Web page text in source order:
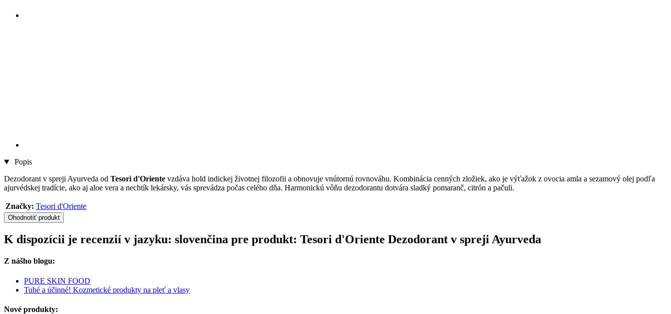
Popis
Dezodorant v spreji Ayurveda od Tesori d'Oriente vzdáva hold indickej životnej filozofii a obnovuje vnútornú rovnováhu. Kombinácia cenných zložiek, ako je výťažok z ovocia amla a sezamový olej podľa
ajurvédskej tradície, ako aj aloe vera a nechtík lekársky, vás sprevádza počas celého dňa. Harmonickú vôňu dezodorantu dotvára sladký pomaranč, citrón a pačuli.
Značky: Tesori d'Oriente
Ohodnotiť produkt
K dispozícii je recenzií v jazyku: slovenčina pre produkt: Tesori d'Oriente Dezodorant v spreji Ayurveda
Z nášho blogu:
PURE SKIN FOOD
Tuhé a účinné! Kozmetické produkty na pleť a vlasy
Nové produkty: